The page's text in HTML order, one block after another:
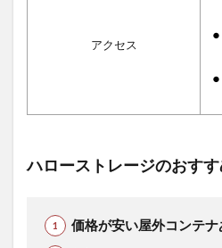
アクセス
ハローストレージのおす
価格が安い屋外コンテナ